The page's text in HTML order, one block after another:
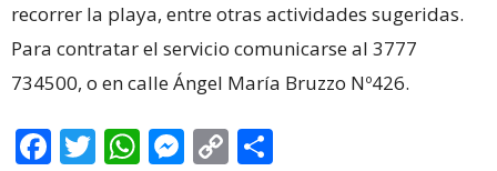
recorrer la playa, entre otras actividades sugeridas.
Para contratar el servicio comunicarse al 3777
734500, o en calle Ángel María Bruzzo Nº426.
Facebook
Twitter
WhatsApp
Messenger
Copy